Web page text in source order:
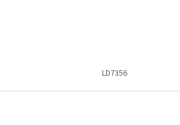
LD7356